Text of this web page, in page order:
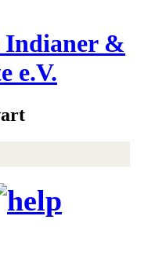
Indianer &
e.V.